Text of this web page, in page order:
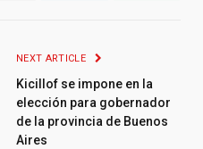
NEXT ARTICLE
Kicillof se impone en la
elección para gobernador
de la provincia de Buenos
Aires